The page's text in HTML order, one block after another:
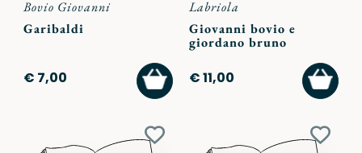
Bovio Giovanni
Garibaldi
€ 7,00
AGGIUNGI
AL
CARRELLO
Labriola
Giovanni bovio e
giordano bruno
€ 11,00
AL
Aggiungi